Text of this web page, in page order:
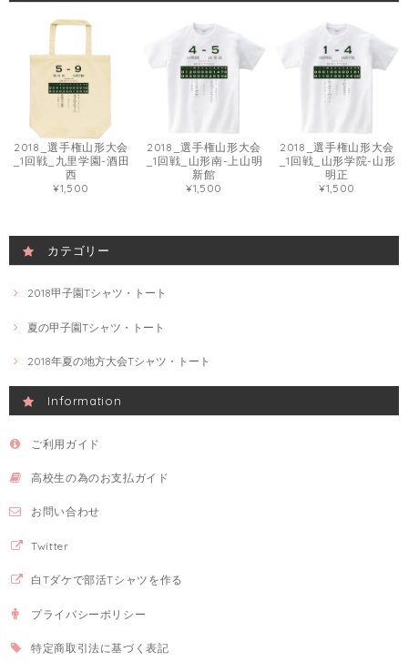
2018_選手権山形大会
_1回戦_九里学園-酒田
西
¥1,500
2018_選手権山形大会
_1回戦_山形南-上山明
新館
¥1,500
2018_選手権山形大会
_1回戦_山形学院-山形
明正
¥1,500
カテゴリー
2018甲子園Tシャツ・トート
夏の甲子園Tシャツ・トート
2018年夏の地方大会Tシャツ・トート
Information
ご利用ガイド
高校生の為のお支払ガイド
お問い合わせ
Twitter
白Tダケで部活Tシャツを作る
プライバシーポリシー
特定商取引法に基づく表記